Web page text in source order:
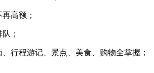
高额；
；
程游记、景点、美食、购物全掌握；